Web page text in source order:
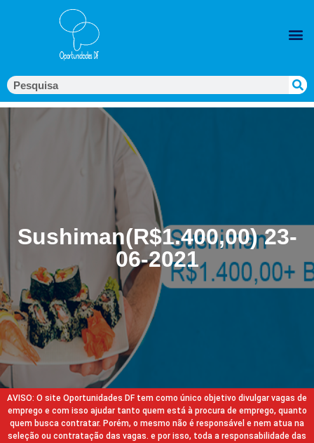
Sushiman(R$1.400,00) 23-
06-2021
AVISO: O site Oportunidades DF tem como único objetivo divulgar vagas de
emprego e com isso ajudar tanto quem está à procura de emprego, quanto
quem busca contratar. Porém, o mesmo não é responsável e nem atua na
seleção ou contratação das vagas. e por isso, toda a responsabilidade das